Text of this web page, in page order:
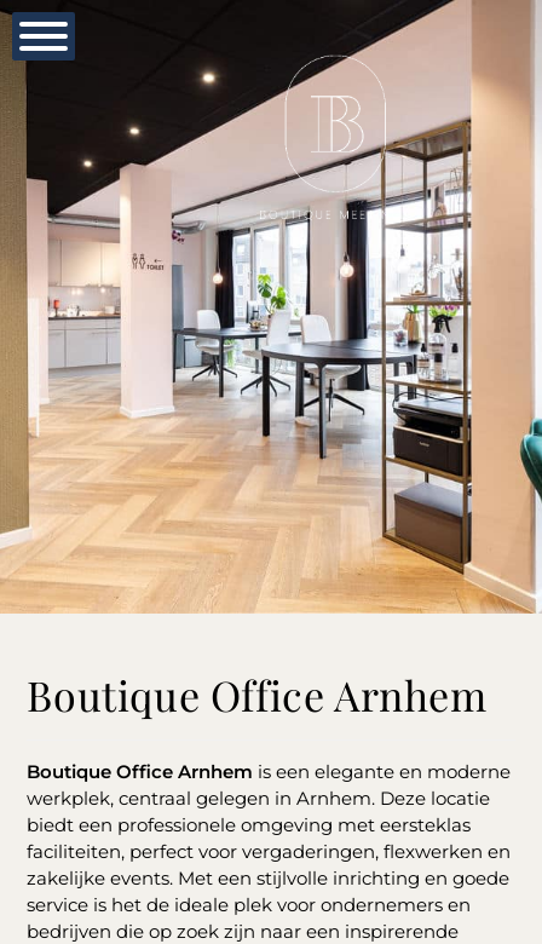
Boutique Office Arnhem
Boutique Office Arnhem is een elegante en moderne
werkplek, centraal gelegen in Arnhem. Deze locatie
biedt een professionele omgeving met eersteklas
faciliteiten, perfect voor vergaderingen, flexwerken en
zakelijke events. Met een stijlvolle inrichting en goede
service is het de ideale plek voor ondernemers en
bedrijven die op zoek zijn naar een inspirerende